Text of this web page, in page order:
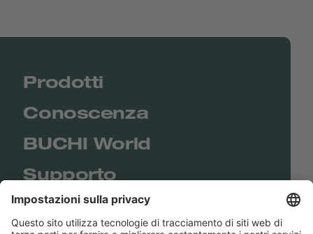
Prodotti
Conoscenza
BUCHI World
Supporto
Shop